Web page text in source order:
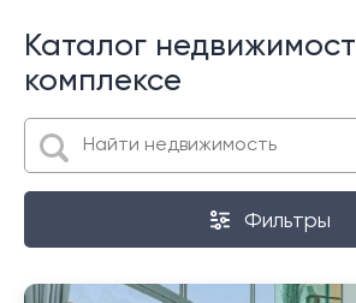
Каталог
комплексе
Фильтры